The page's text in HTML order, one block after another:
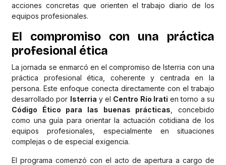
acciones concretas que orienten el trabajo diario de los
equipos profesionales.
El compromiso con una práctica
profesional ética
La jornada se enmarcó en el compromiso de Isterria con una
práctica profesional ética, coherente y centrada en la
persona. Este enfoque conecta directamente con el trabajo
desarrollado por Isterria y el Centro Río Irati en torno a su
Código Ético para las buenas prácticas , concebido
como una guía para orientar la actuación cotidiana de los
equipos profesionales, especialmente en situaciones
complejas o de especial exigencia.
El programa comenzó con el acto de apertura a cargo de